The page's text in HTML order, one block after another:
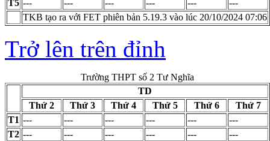
T5 --- --- --- --- ---
---
TKB tạo ra với FET phiên bản 5.19.3 vào lúc 20/10/2024 07:06
Trở lên trên đỉnh
Trường THPT số 2 Tư Nghĩa
TD
Thứ 2
Thứ 3 Thứ 4 Thứ 5 Thứ 6
Thứ 7
T1 --- --- --- --- ---
---
T2 --- --- --- --- ---
---